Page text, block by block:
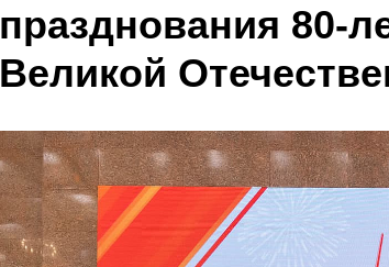
празднования 80-
Великой